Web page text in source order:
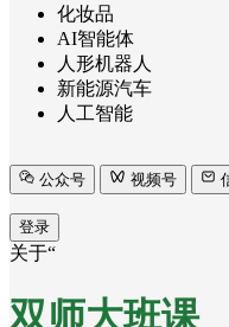
化妆品
AI智能体
人形机器人
新能源汽车
人工智能
公众号 视频号
登录
关于“
双师大班课